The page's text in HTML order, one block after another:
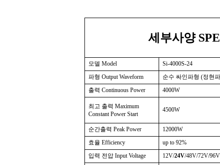
세부사양
모델 Model
Si-4000S-24
파형 Output Waveform
순수 싸인파형 (정현
출력 Continuous Power
4000W
최고 출력 Maximum
Constant Power Start
4500W
순간출력 Peak Power
12000W
효율 Efficiency
up to 92%
입력 전압 Input Voltage
12V/24V/48V/72V/